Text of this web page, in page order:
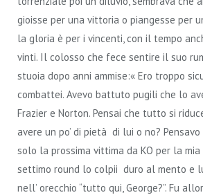
gioisse per una vittoria o piangesse per
la gloria è per i vincenti, con il tempo
vinti. Il colosso che fece sentire il suo
stuoia dopo anni ammise:« Ero troppo
combattei. Avevo battuto pugili che lo
Frazier e Norton. Pensai che tutto si
avere un po’ di pietà di lui o no?
solo la prossima vittima da KO per la
settimo round lo colpii duro al mento e
nell’ orecchio “tutto qui, George?”. Fu